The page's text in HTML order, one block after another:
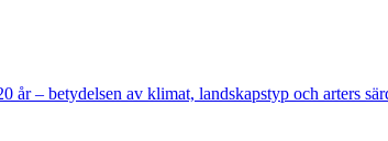
år– betydelsen av klimat, landskapstyp och arters